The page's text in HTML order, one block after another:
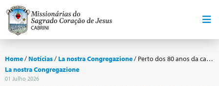
Home/ Notícias/ La nostra Congregazione/ Perto dos 80 anos da canonização de Francesca Cabrini - 6
La nostra Congregazione
01 Julho 2026